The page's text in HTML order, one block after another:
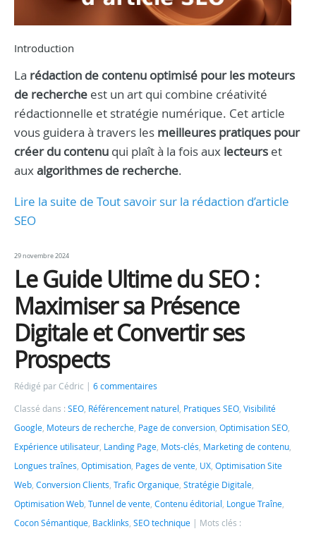
Introduction
La rédaction de contenu optimisé pour les moteurs
de recherche est un art qui combine créativité
rédactionnelle et stratégie numérique. Cet article
vous guidera à travers les meilleures pratiques pour
créer du contenu qui plaît à la fois aux lecteurs et
auxalgorithmes de recherche.
Lire la suite de Tout savoir sur la rédaction d’article
SEO
29 novembre 2024
Le Guide Ultime du SEO :
Maximiser sa Présence
Digitale et Convertir ses
Prospects
Rédigé par Cédric 6 commentaires
Classé dans : SEO, Référencement naturel , Pratiques SEO, Visibilité
Google, Moteurs de recherche, Page de conversion, Optimisation SEO,
Expérience utilisateur, Landing Page, Mots-clés, Marketing de contenu,
Longues traînes, Optimisation, Pages de vente, UX, Optimisation Site
Web, Conversion Clients, Trafic Organique, Stratégie Digitale,
Optimisation Web, Tunnel de vente, Contenu éditorial , Longue Traîne,
Cocon Sémantique, Backlinks, SEO technique
Mots clés :